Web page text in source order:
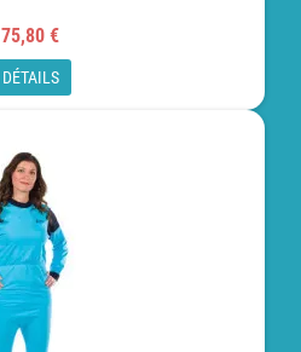
75,80 €
DÉTAILS